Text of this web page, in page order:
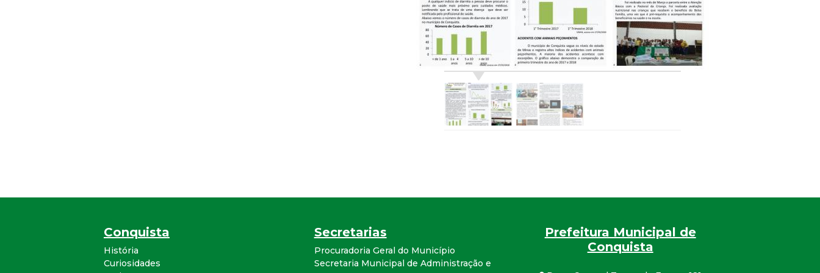
c
i
p
Conquista
História
Curiosidades
Secretarias
Procuradoria Geral do Município
Secretaria Municipal de Administração e
Prefeitura Municipal de
Conquista